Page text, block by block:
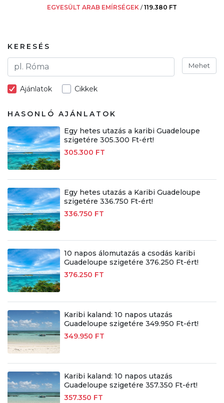
EGYESÜLT ARAB EMÍRSÉGEK /119.380 FT
KERESÉS
Mehet
Ajánlatok Cikkek
HASONLÓ AJÁNLATOK
Egy hetes utazás a karibi Guadeloupe
szigetére 305.300 Ft-ért!
305.300 FT
Egy hetes utazás a Karibi Guadeloupe
szigetére 336.750 Ft-ért!
336.750 FT
10 napos álomutazás a csodás karibi
Guadeloupe szigetére 376.250 Ft-ért!
376.250 FT
Karibi kaland: 10 napos utazás
Guadeloupe szigetére 349.950 Ft-ért!
349.950 FT
Karibi kaland: 10 napos utazás
Guadeloupe szigetére 357.350 Ft-ért!
357.350 FT